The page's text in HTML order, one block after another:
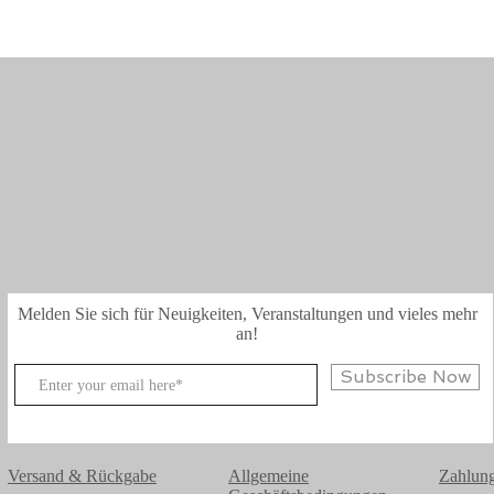
Melden Sie sich für Neuigkeiten, Veranstaltungen und vieles mehr
an!
Subscribe Now
Versand & Rückgabe
Allgemeine